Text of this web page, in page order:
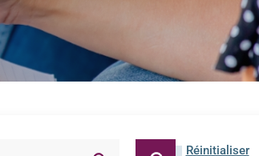
Réinitialiser